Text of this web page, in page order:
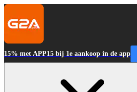
15% met APP15 bij 1e aankoop in de app